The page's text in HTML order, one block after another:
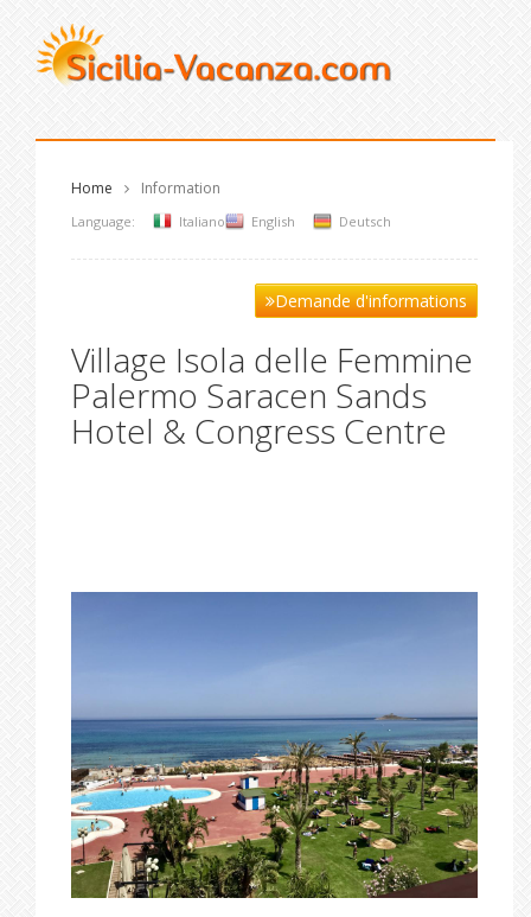
Home Information
Language: Italiano English Deutsch
Demande d'informations
Village Isola delle Femmine
Palermo Saracen Sands
Hotel & Congress Centre